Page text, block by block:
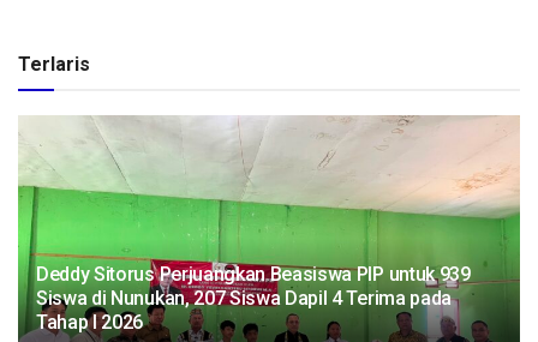
Terlaris
Deddy Sitorus Perjuangkan Beasiswa PIP untuk 939
Siswa di Nunukan, 207 Siswa Dapil 4 Terima pada
Tahap I 2026